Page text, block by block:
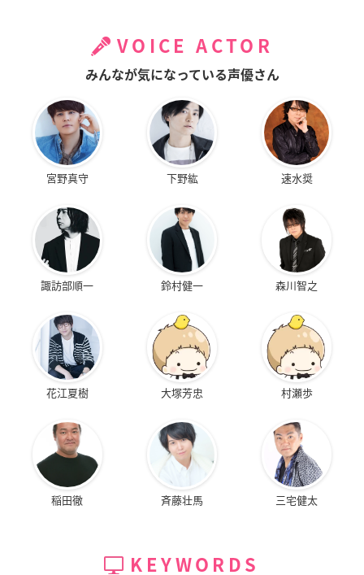
VOICE ACTOR
みんなが気になっている声優さん
宮野真守 下野紘 速水奨
諏訪部順一 鈴村健一 森川智之
花江夏樹 大塚芳忠 村瀬歩
稲田徹 斉藤壮馬 三宅健太
KEYWORDS